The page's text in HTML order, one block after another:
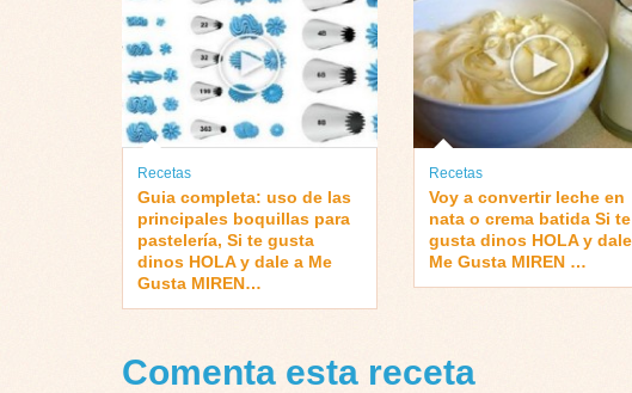
Recetas
Guia completa: uso de las
principales boquillas para
pastelería, Si te gusta
dinos HOLA y dale a Me
Gusta MIREN…
Recetas
Voy a convertir leche en
nata o crema batida Si te
gusta dinos HOLA y
Me Gusta MIREN …
Comenta esta receta